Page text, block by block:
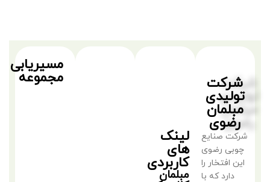
شرکت
تولیدی
مبلمان
رضوی
شرکت صنایع
چوبی رضوی
این افتخار را
دارد که با
لینک
های
کاربردی
مبلمان
مسیریابی
مجموعه